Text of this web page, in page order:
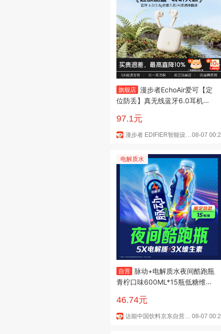
旗舰店 漫步者EchoAir爱可【定
位防丢】真无线蓝牙6.0耳机半
译适用全部手机耳塞机 【定位防
丢失+同声传译】Echo Air云絮
97.1元
漫步者 EDIFIER智能设备旗舰店08-07
电解质水
自营
脉动+电解质水夜间酷跑瓶
青柠口味600ML*15瓶低糖维C
46.74元
达能中国饮料京东自营旗舰店 08-07